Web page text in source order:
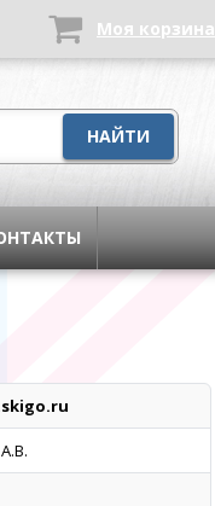
Моя корзина